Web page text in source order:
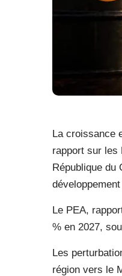
La croissance
rapport sur les
République du
Le PEA,
% en 2027,
Les
région vers le